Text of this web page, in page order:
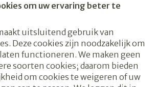
om uw ervaring beter te
uitsluitend gebruik van
Deze cookies zijn noodzakelijk om
functioneren. We maken geen
soorten cookies; daarom bieden
om cookies te weigeren of uw
klikken, schrijft u zich in voor onze
u akkoord met onze